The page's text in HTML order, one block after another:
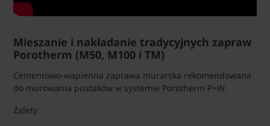
Mieszanie i nakładanie tradycyjnych zapraw
Porotherm (M50, M100 i TM)
Cementowo-wapienna zaprawa murarska rekomendowana
do murowania pustaków w systemie Porotherm P+W.
Zalety